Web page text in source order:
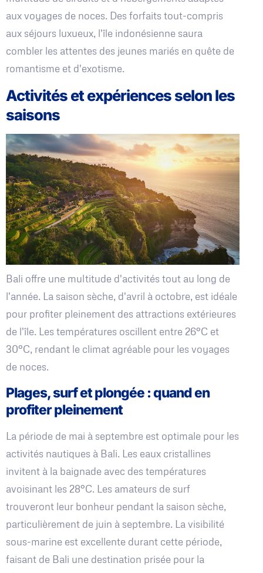
aux voyages de noces. Des forfaits tout-compris
aux séjours luxueux, l'île indonésienne saura
combler les attentes des jeunes mariés en quête de
romantisme et d'exotisme.
Activités et expériences selon les
saisons
Bali offre une multitude d'activités tout au long de
l'année. La saison sèche, d'avril à octobre, est idéale
pour profiter pleinement des attractions extérieures
de l'île. Les températures oscillent entre 26°C et
30°C, rendant le climat agréable pour les voyages
de noces.
Plages, surf et plongée : quand en
profiter pleinement
La période de mai à septembre est optimale pour les
activités nautiques à Bali. Les eaux cristallines
invitent à la baignade avec des températures
avoisinant les 28°C. Les amateurs de surf
trouveront leur bonheur pendant la saison sèche,
particulièrement de juin à septembre. La visibilité
sous-marine est excellente durant cette période,
faisant de Bali une destination prisée pour la